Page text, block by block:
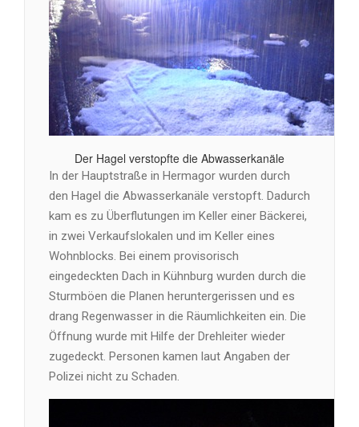
Der Hagel verstopfte die Abwasserkanäle
In der Hauptstraße in Hermagor wurden durch
den Hagel die Abwasserkanäle verstopft. Dadurch
kam es zu Überflutungen im Keller einer Bäckerei,
in zwei Verkaufslokalen und im Keller eines
Wohnblocks. Bei einem provisorisch
eingedeckten Dach in Kühnburg wurden durch die
Sturmböen die Planen heruntergerissen und es
drang Regenwasser in die Räumlichkeiten ein. Die
Öffnung wurde mit Hilfe der Drehleiter wieder
zugedeckt. Personen kamen laut Angaben der
Polizei nicht zu Schaden.